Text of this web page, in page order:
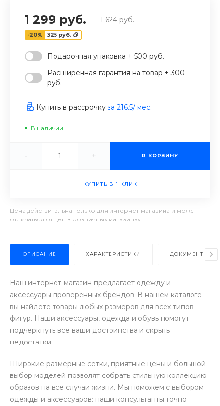
1 299 руб. 1 624 руб.
-20% 325 руб.
Подарочная упаковка + 500 руб.
Расширенная гарантия на товар + 300
руб.
Купить в рассрочку за 216.5/ мес.
В наличии
- + В КОРЗИНУ
КУПИТЬ В 1 КЛИК
Цена действительна только для интернет-магазина и может
отличаться от цен в розничных магазинах
ОПИСАНИЕ ХАРАКТЕРИСТИКИ ДОКУМЕНТЫ
Наш интернет-магазин предлагает одежду и
аксессуары проверенных брендов. В нашем каталоге
вы найдете товары любых размеров для всех типов
фигур. Наши аксессуары, одежда и обувь помогут
подчеркнуть все ваши достоинства и скрыть
недостатки.
Широкие размерные сетки, приятные цены и большой
выбор моделей позволят собрать стильную коллекцию
образов на все случаи жизни. Мы поможем с выбором
одежды и аксессуаров: наши консультанты точно